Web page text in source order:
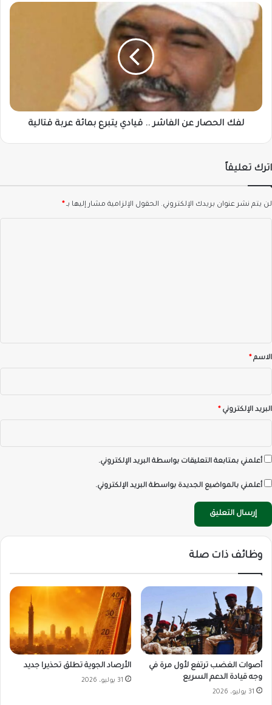
لفك
الحصار
عن
الفاشر
عربة
لفك الحصار عن الفاشر .. قيادي يتبرع بمائة عربة قتالية
اترك تعليقاً
لن يتم نشر عنوان بريدك الإلكتروني. الحقول الإلزامية مشار إليها بـ*
*الاسم*
البريد الإلكتروني*
أعلمني بمتابعة التعليقات بواسطة البريد الإلكتروني.
أعلمني بالمواضيع الجديدة بواسطة البريد الإلكتروني.
وظائف ذات صلة
أصوات الغضب ترتفع لأول مرة في
وجه قيادة الدعم السريع
31 يوليو، 2026
الأرصاد الجوية تطلق تحذيرا جديد
31 يوليو، 2026